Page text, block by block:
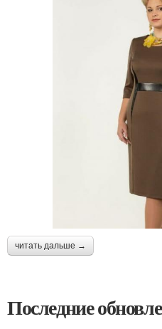
читать дальше →
Последние